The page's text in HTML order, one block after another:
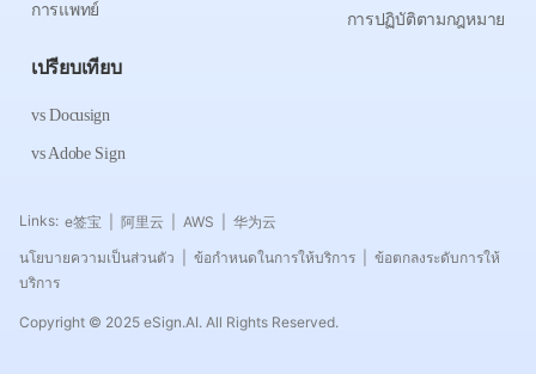
การแพทย์
เปรียบเทียบ
vs Docusign
vs Adobe Sign
การปฏิบัติตามกฎหมาย
Links: e签宝 阿里云 AWS
华为云
นโยบายความเป็นส่วนตัว
ข้อกำหนดในการให้บริการ
ข้อตกลงระดับการให้
บริการ
Copyright © 2025 eSign.AI. All Rights Reserved.